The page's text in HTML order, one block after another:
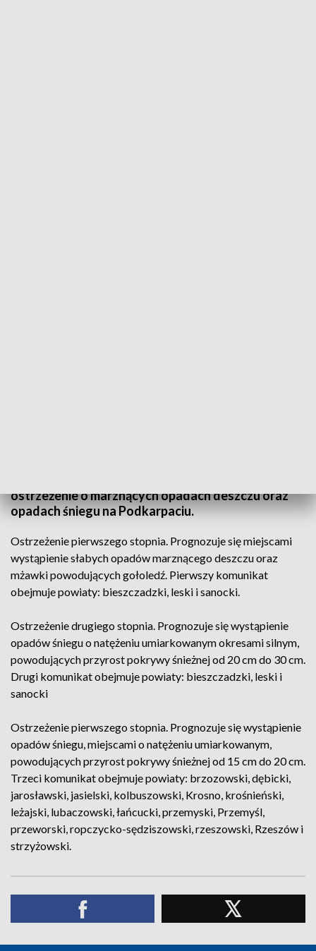
ostrzeżenie o marznących opadach deszczu oraz
opadach śniegu na Podkarpaciu.
Ostrzeżenie pierwszego stopnia. Prognozuje się miejscami
wystąpienie słabych opadów marznącego deszczu oraz
mżawki powodujących gołoledź. Pierwszy komunikat
obejmuje powiaty: bieszczadzki, leski i sanocki.
Ostrzeżenie drugiego stopnia. Prognozuje się wystąpienie
opadów śniegu o natężeniu umiarkowanym okresami silnym,
powodujących przyrost pokrywy śnieżnej od 20 cm do 30 cm.
Drugi komunikat obejmuje powiaty: bieszczadzki, leski i
sanocki
Ostrzeżenie pierwszego stopnia. Prognozuje się wystąpienie
opadów śniegu, miejscami o natężeniu umiarkowanym,
powodujących przyrost pokrywy śnieżnej od 15 cm do 20 cm.
Trzeci komunikat obejmuje powiaty: brzozowski, dębicki,
jarosławski, jasielski, kolbuszowski, Krosno, krośnieński,
leżajski, lubaczowski, łańcucki, przemyski, Przemyśl,
przeworski, ropczycko-sędziszowski, rzeszowski, Rzeszów i
strzyżowski.